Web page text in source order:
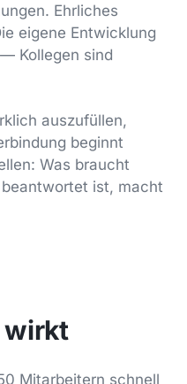
Ehrliches
eigene Entwicklung
Kollegen sind
auszufüllen,
beginnt
Was braucht
ist, macht
wirkt
Mitarbeitern schnell